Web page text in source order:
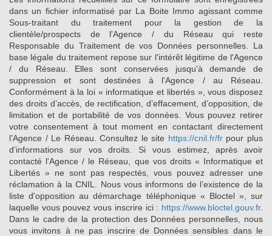
dans un fichier informatisé par La Boite Immo agissant comme
Sous-traitant du traitement pour la gestion de la
clientèle/prospects de l'Agence / du Réseau qui reste
Responsable du Traitement de vos Données personnelles. La
base légale du traitement repose sur l'intérêt légitime de l'Agence
/ du Réseau. Elles sont conservées jusqu'à demande de
suppression et sont destinées à l'Agence / au Réseau.
Conformément à la loi « informatique et libertés », vous disposez
des droits d’accès, de rectification, d’effacement, d’opposition, de
limitation et de portabilité de vos données. Vous pouvez retirer
votre consentement à tout moment en contactant directement
l’Agence / Le Réseau. Consultez le site https://cnil.fr/frpour plus
d’informations sur vos droits. Si vous estimez, après avoir
contacté l'Agence / le Réseau, que vos droits « Informatique et
Libertés » ne sont pas respectés, vous pouvez adresser une
réclamation à la CNIL. Nous vous informons de l’existence de la
liste d'opposition au démarchage téléphonique « Bloctel », sur
laquelle vous pouvez vous inscrire ici : https://www.bloctel.gouv.fr.
Dans le cadre de la protection des Données personnelles, nous
vous invitons à ne pas inscrire de Données sensibles dans le